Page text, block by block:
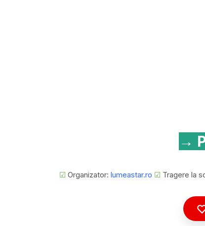
→
☑ Organizator: lumeastar.ro ☑ Tragere la